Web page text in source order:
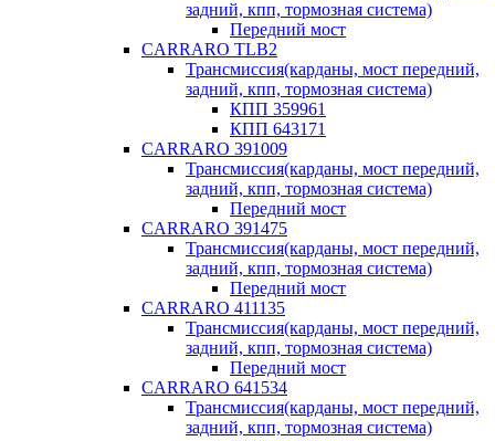
задний, кпп, тормозная система)
Передний мост
CARRARO TLB2
Трансмиссия(карданы, мост передний,
задний, кпп, тормозная система)
КПП 359961
КПП 643171
CARRARO 391009
Трансмиссия(карданы, мост передний,
задний, кпп, тормозная система)
Передний мост
CARRARO 391475
Трансмиссия(карданы, мост передний,
задний, кпп, тормозная система)
Передний мост
CARRARO 411135
Трансмиссия(карданы, мост передний,
задний, кпп, тормозная система)
Передний мост
CARRARO 641534
Трансмиссия(карданы, мост передний,
задний, кпп, тормозная система)